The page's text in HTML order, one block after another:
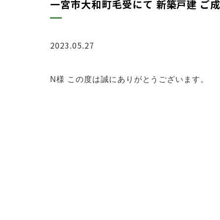
一宮市大和町毛受にて 新築戸建 ご
2023.05.27
N様 この度は誠にありがとうございます。